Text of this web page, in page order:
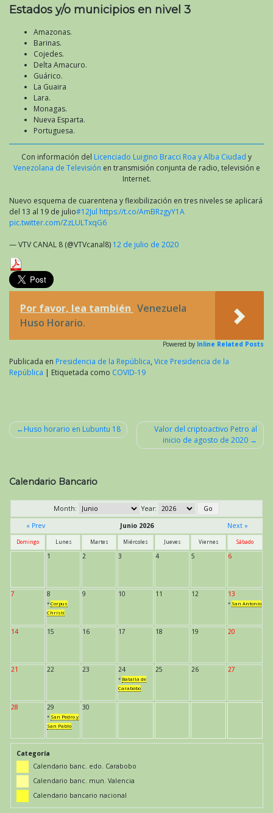
Estados y/o municipios en nivel 3
Amazonas.
Barinas.
Cojedes.
Delta Amacuro.
Guárico.
La Guaira
Lara.
Monagas.
Nueva Esparta.
Portuguesa.
Con información del Licenciado Luigino Bracci Roa y Alba Ciudad y
Venezolana de Televisión en transmisión conjunta de radio, televisión e
Internet.
Nuevo esquema de cuarentena y flexibilización en tres niveles se aplicará
del 13 al 19 de julio#12Jul https://t.co/AmBRzgyY1A
pic.twitter.com/ZzLULTxqG6
— VTV CANAL 8 (@VTVcanal8) 12 de julio de 2020
Por favor, lea también Venezuela
Huso Horario.
Powered by Inline Related Posts
Publicada en Presidencia de la República, Vice Presidencia de la
República | Etiquetada como COVID-19
entradas
Huso horario en Lubuntu 18
Valor del criptoactivo Petro al
inicio de agosto de 2020
Calendario Bancario
Month:
Year:
« Prev
Junio 2026 Next »
Domingo Lunes Martes Miércoles Jueves Viernes Sábado
1 2 3 4 5 6
7 8
* Corpus
Christi
9 10 11 12 13
* San Antonio
14 15 16 17 18 19 20
21 22 23 24
* Batalla de
Carabobo
25 26 27
28 29
* San Pedro y
San Pablo
30
Categoría
Calendario banc. edo. Carabobo
Calendario banc. mun. Valencia
Calendario bancario nacional